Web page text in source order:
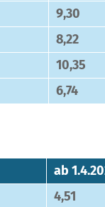
9,30
8,22
10,35
6,74
ab
4,51